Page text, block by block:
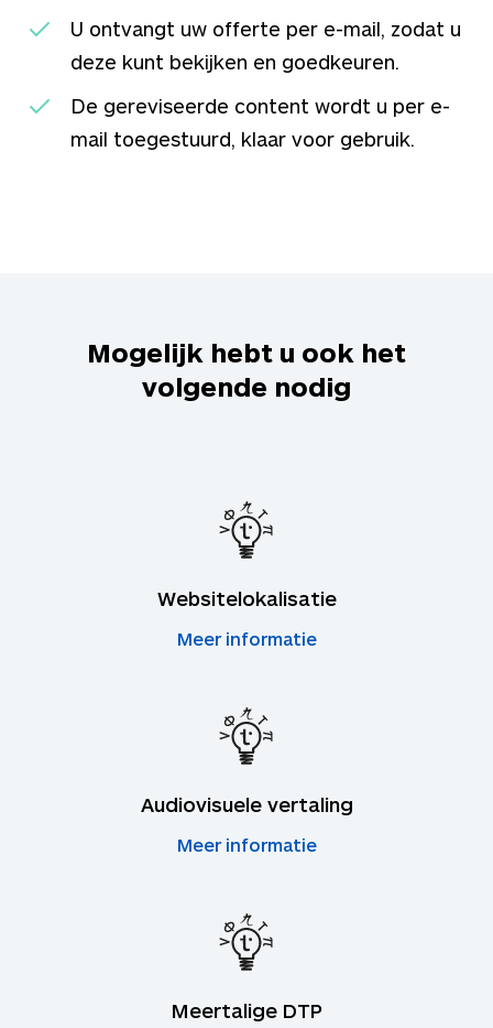
U ontvangt uw offerte per e-mail, zodat u
deze kunt bekijken en goedkeuren.
De gereviseerde content wordt u per e-
mail toegestuurd, klaar voor gebruik.
Mogelijk hebt u ook het
volgende nodig
Websitelokalisatie
Meer informatie
Audiovisuele vertaling
Meer informatie
Meertalige DTP